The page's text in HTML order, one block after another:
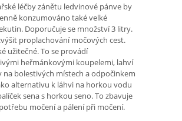
léčby zánětu ledvinové pánve by
konzumováno také velké
Doporučuje se množství 3 litry.
proplachování močových cest.
užitečné. To se provádí
heřmánkovými koupelemi, lahví
na bolestivých místech a odpočinkem
alternativu k láhvi na horkou vodu
sena s horkou seno. To zbavuje
močení a pálení při močení.